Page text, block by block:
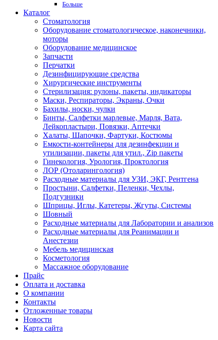
Больше
Каталог
Стоматология
Оборудование стоматологическое, наконечники,
моторы
Оборудование медицинское
Запчасти
Перчатки
Дезинфицирующие средства
Хирургические инструменты
Стерилизация: рулоны, пакеты, индикаторы
Маски, Респираторы, Экраны, Очки
Бахилы, носки, чулки
Бинты, Салфетки марлевые, Марля, Вата,
Лейкопластыри, Повязки, Аптечки
Халаты, Шапочки, Фартуки, Костюмы
Емкости-контейнеры для дезинфекции и
утилизации, пакеты для утил., Zip пакеты
Гинекология, Урология, Проктология
ЛОР (Отоларингология)
Расходные материалы для УЗИ, ЭКГ, Рентгена
Простыни, Салфетки, Пеленки, Чехлы,
Подгузники
Шприцы, Иглы, Катетеры, Жгуты, Системы
Шовный
Расходные материалы для Лаборатории и анализов
Расходные материалы для Реанимации и
Анестезии
Мебель медицинская
Косметология
Массажное оборудование
Прайс
Оплата и доставка
О компании
Контакты
Отложенные товары
Новости
Карта сайта